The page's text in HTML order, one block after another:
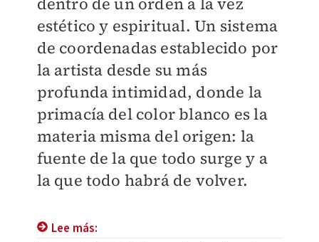
estético y espiritual. Un sistema
de coordenadas establecido por
la artista desde su más
profunda intimidad, donde la
primacía del color blanco es la
materia misma del origen: la
fuente de la que todo surge y a
la que todo habrá de volver.
Lee más: